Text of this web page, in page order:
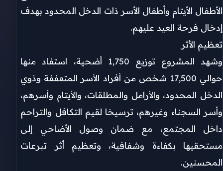
الأطفال الأيتام وأطفال الأسر ذات الدخل المحدود بهدف
إدخال فرحة العيد عليهم.
تعظيم الأثر
وشهد المشروع توزيع 1,750 أضحية، استفاد منها
حوالي 17,500 شخص من أفراد الأسر المتعففة وذوي
الدخل المحدود، والأرامل والمطلقات، والأيتام وأسرهم،
وأسر السجناء وغيرهم، ترسيخا لقيم التكافل والتراحم
داخل المجتمع، مع ضمان وصول الأضاحي إلى
مستحقيها بكفاءة وشفافية، وتعظيم أثر تبرعات
المحسنين.